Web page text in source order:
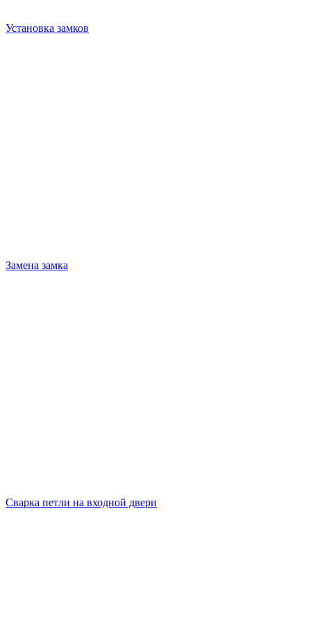
Установка замков
Замена замка
Сварка петли на входной двери